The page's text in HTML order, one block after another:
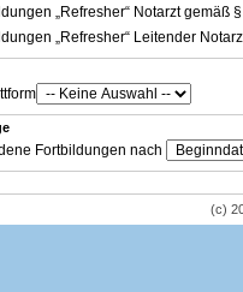
„Refresher“ Notarzt gemäß
„Refresher“ Leitender
Fortbildungen nach
(c)